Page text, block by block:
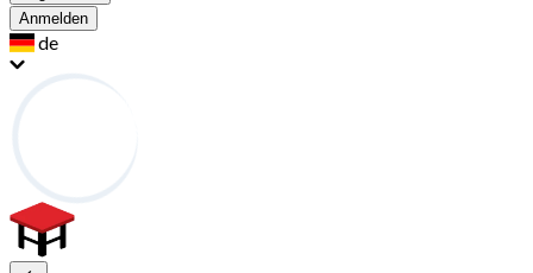
Anmelden
de